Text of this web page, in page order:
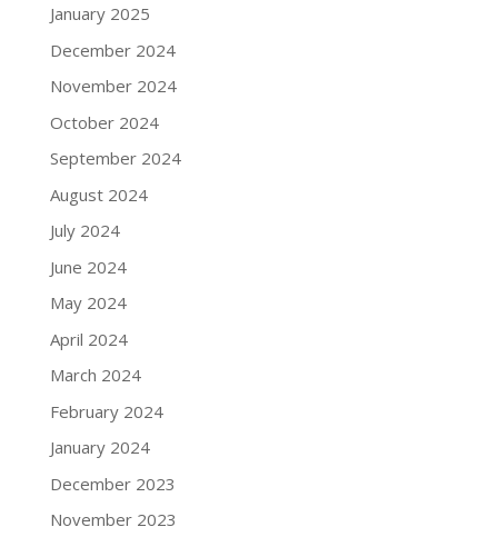
January 2025
December 2024
November 2024
October 2024
September 2024
August 2024
July 2024
June 2024
May 2024
April 2024
March 2024
February 2024
January 2024
December 2023
November 2023